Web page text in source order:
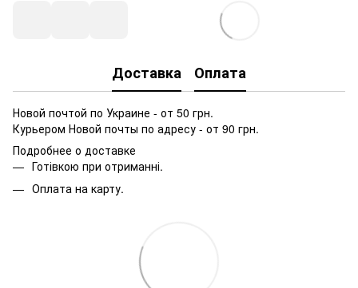
Доставка Оплата
Новой почтой по Украине - от 50 грн.
Курьером Новой почты по адресу - от 90 грн.
Подробнее о доставке
Готівкою при отриманні.
Оплата на карту.